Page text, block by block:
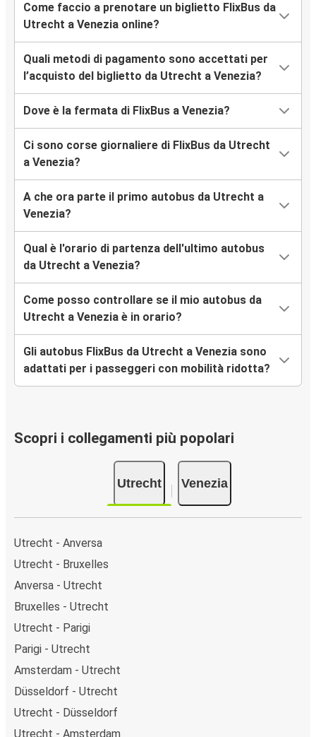
Come faccio a prenotare un biglietto FlixBus da
Utrecht a Venezia online?
Quali metodi di pagamento sono accettati per
l’acquisto del biglietto da Utrecht a Venezia?
Dove è la fermata di FlixBus a Venezia?
Ci sono corse giornaliere di FlixBus da Utrecht
a Venezia?
A che ora parte il primo autobus da Utrecht a
Venezia?
Qual è l'orario di partenza dell'ultimo autobus
da Utrecht a Venezia?
Come posso controllare se il mio autobus da
Utrecht a Venezia è in orario?
Gli autobus FlixBus da Utrecht a Venezia sono
adattati per i passeggeri con mobilità ridotta?
Scopri i collegamenti più popolari
Utrecht Venezia
Utrecht - Anversa
Utrecht - Bruxelles
Anversa - Utrecht
Bruxelles - Utrecht
Utrecht - Parigi
Parigi - Utrecht
Amsterdam - Utrecht
Düsseldorf - Utrecht
Utrecht - Düsseldorf
Utrecht - Amsterdam